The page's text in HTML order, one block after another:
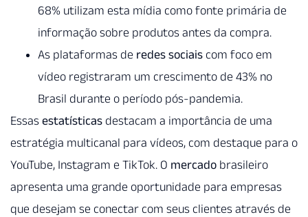
68% utilizam esta mídia como fonte primária de
informação sobre produtos antes da compra.
As plataformas de redes sociais com foco em
vídeo registraram um crescimento de 43% no
Brasil durante o período pós-pandemia.
Essas estatísticas destacam a importância de uma
estratégia multicanal para vídeos, com destaque para o
YouTube, Instagram e TikTok. O mercado brasileiro
apresenta uma grande oportunidade para empresas
que desejam se conectar com seus clientes através de